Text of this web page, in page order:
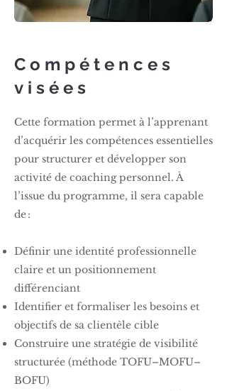
Compétences
visées
Cette formation permet à l’apprenant
d’acquérir les compétences essentielles
pour structurer et développer son
activité de coaching personnel. À
l’issue du programme, il sera capable
de :
Définir une identité professionnelle
claire et un positionnement
différenciant
Identifier et formaliser les besoins et
objectifs de sa clientèle cible
Construire une stratégie de visibilité
structurée (méthode TOFU–MOFU–
BOFU)